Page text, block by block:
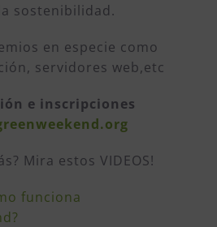
sostenibilidad.
en especie como
servidores web,etc
e inscripciones
Mira estos VIDEOS!
funciona